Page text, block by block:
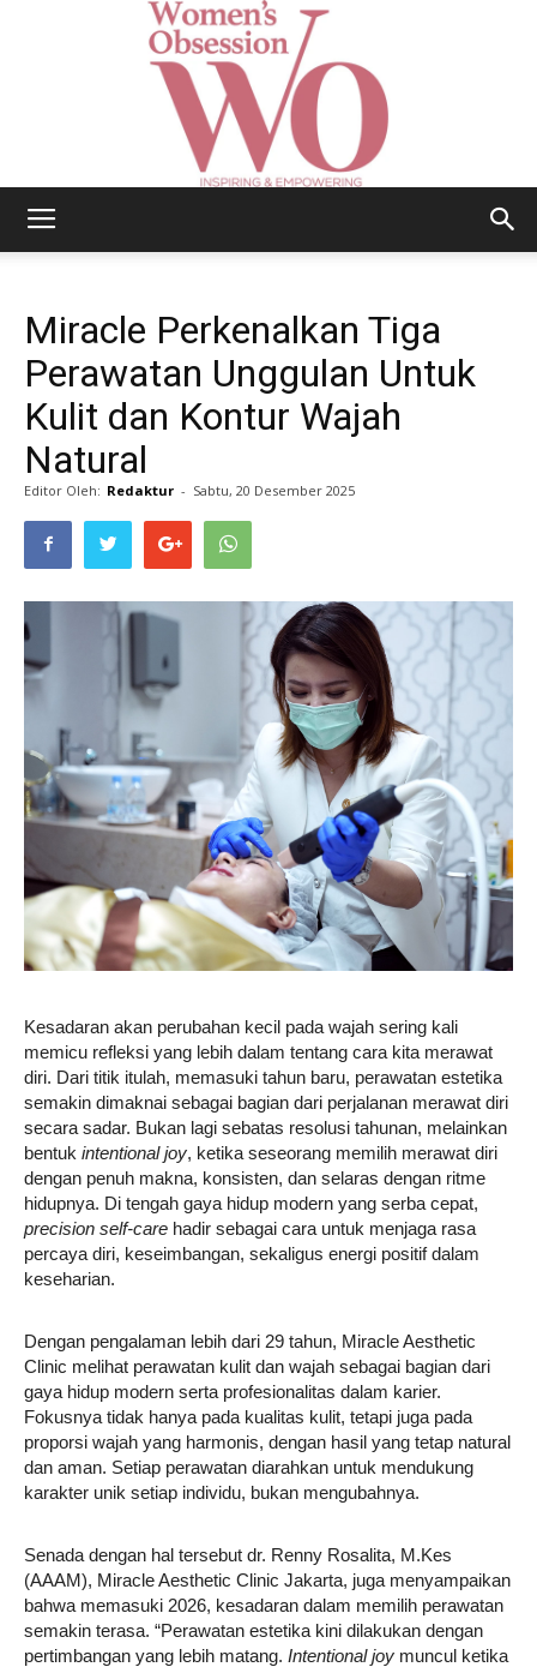
Obsession
Career
Style
Miracle Perkenalkan Tiga
Perawatan Unggulan Untuk
Kulit dan Kontur Wajah
Natural
Editor Oleh: Redaktur - Sabtu, 20 Desember 2025
Kesadaran akan perubahan kecil pada wajah sering kali
memicu refleksi yang lebih dalam tentang cara kita merawat
diri. Dari titik itulah, memasuki tahun baru, perawatan estetika
semakin dimaknai sebagai bagian dari perjalanan merawat diri
secara sadar. Bukan lagi sebatas resolusi tahunan, melainkan
bentuk intentional joy, ketika seseorang memilih merawat diri
dengan penuh makna, konsisten, dan selaras dengan ritme
hidupnya. Di tengah gaya hidup modern yang serba cepat,
precision self-care hadir sebagai cara untuk menjaga rasa
percaya diri, keseimbangan, sekaligus energi positif dalam
keseharian.
Dengan pengalaman lebih dari 29 tahun, Miracle Aesthetic
Clinic melihat perawatan kulit dan wajah sebagai bagian dari
gaya hidup modern serta profesionalitas dalam karier.
Fokusnya tidak hanya pada kualitas kulit, tetapi juga pada
proporsi wajah yang harmonis, dengan hasil yang tetap natural
dan aman. Setiap perawatan diarahkan untuk mendukung
karakter unik setiap individu, bukan mengubahnya.
Senada dengan hal tersebut dr. Renny Rosalita, M.Kes
(AAAM), Miracle Aesthetic Clinic Jakarta, juga menyampaikan
bahwa memasuki 2026, kesadaran dalam memilih perawatan
semakin terasa. “Perawatan estetika kini dilakukan dengan
pertimbangan yang lebih matang. Intentional joy muncul ketika